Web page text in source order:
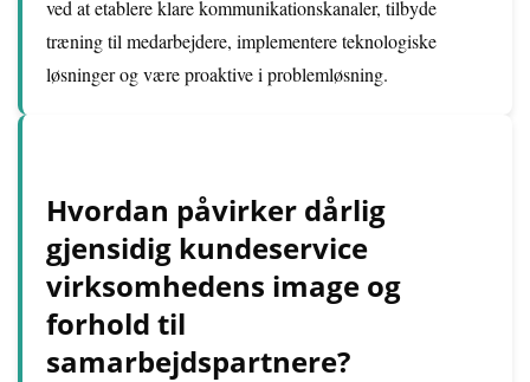
ved at etablere klare kommunikationskanaler, tilbyde
træning til medarbejdere, implementere teknologiske
løsninger og være proaktive i problemløsning.
Hvordan påvirker dårlig
gjensidig kundeservice
virksomhedens image og
forhold til
samarbejdspartnere?